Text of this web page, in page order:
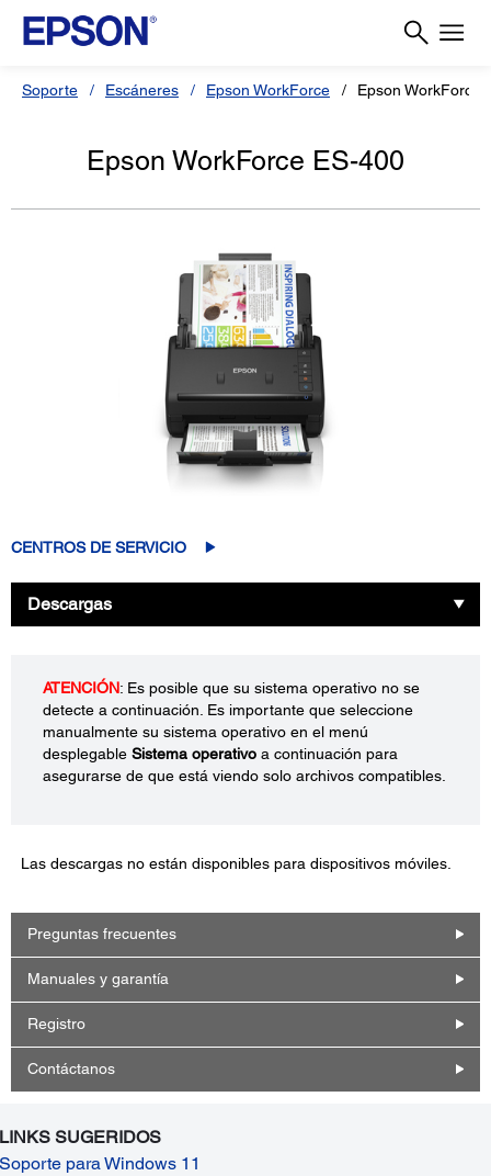
Soporte Escáneres Epson WorkForce Epson WorkForce
Epson WorkForce ES-400
CENTROS DE SERVICIO
Descargas
ATENCIÓN: Es posible que su sistema operativo no se
detecte a continuación. Es importante que seleccione
manualmente su sistema operativo en el menú
desplegable Sistema operativo a continuación para
asegurarse de que está viendo solo archivos compatibles.
Las descargas no están disponibles para dispositivos móviles.
Preguntas frecuentes
Manuales y garantía
Registro
Contáctanos
LINKS SUGERIDOS
Soporte para Windows 11